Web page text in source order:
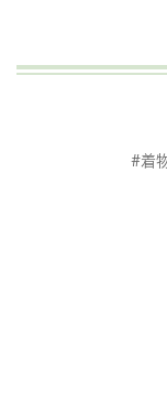
#着